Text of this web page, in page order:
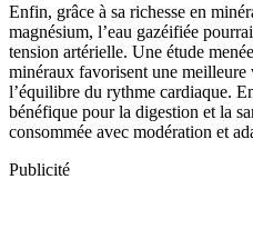
Enfin, grâce à sa richesse en
magnésium, l’eau gazéifiée
tension artérielle. Une étude
minéraux favorisent une
l’équilibre du rythme cardiaque.
bénéfique pour la digestion et la
consommée avec modération et
Publicité